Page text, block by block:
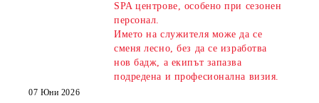
SPA центрове, особено при сезонен
персонал.
Името на служителя може да се
сменя лесно, без да се изработва
нов бадж, а екипът запазва
подредена и професионална визия.
07 Юни 2026